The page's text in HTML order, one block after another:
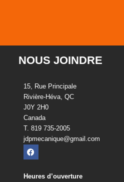
NOUS JOINDRE
15, Rue Principale
Rivière-Héva, QC
J0Y 2H0
Canada
T. 819 735-2005
jdpmecanique@gmail.com
Heures d’ouverture